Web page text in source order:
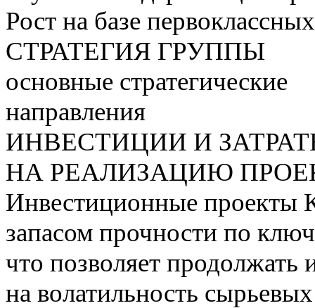
Рост на базе
СТРАТЕГИЯ ГРУППЫ
основные стратегические
направления
ИНВЕСТИЦИИ И
НА РЕАЛИЗАЦИЮ
Инвестиционные проекты
запасом прочности по
что позволяет продолжать
на волатильность